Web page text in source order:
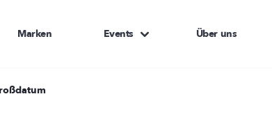
Marken Events Über uns